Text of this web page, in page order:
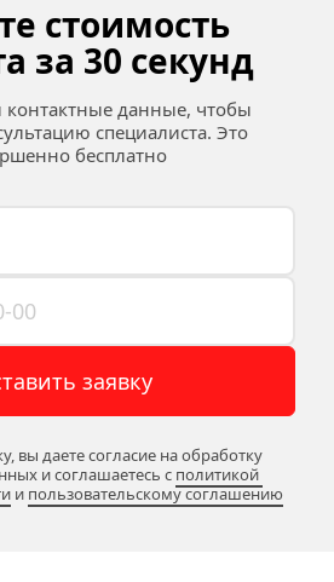
стоимость
за 30 секунд
контактные данные, чтобы
специалиста. Это
бесплатно
заявку
вы даете согласие на обработку
и соглашаетесь c политикой
и пользовательскому соглашению